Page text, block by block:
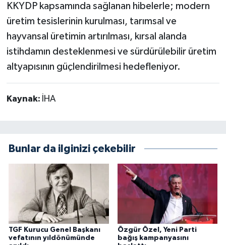
KKYDP kapsamında sağlanan hibelerle; modern
üretim tesislerinin kurulması, tarımsal ve
hayvansal üretimin artırılması, kırsal alanda
istihdamın desteklenmesi ve sürdürülebilir üretim
altyapısının güçlendirilmesi hedefleniyor.
Kaynak: İHA
Bunlar da ilginizi çekebilir
TGF Kurucu Genel Başkanı
vefatının yıldönümünde
Özgür Özel, Yeni Parti
bağış kampanyasını